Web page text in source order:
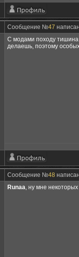
Сообщение №47
С модами походу
делаешь, поэтому
Сообщение №48
Runaa, ну мне